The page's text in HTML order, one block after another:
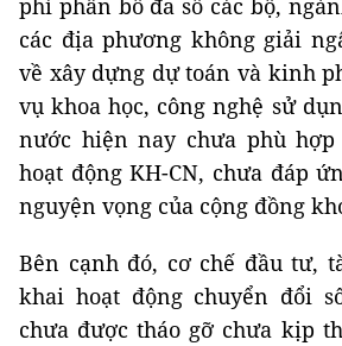
phí phân bổ đa số các bộ,
các địa phương không giải
về xây dựng dự toán và kinh
vụ khoa học, công nghệ sử
nước hiện nay chưa phù
hoạt động KH-CN, chưa đáp
nguyện vọng của cộng đồng
Bên cạnh đó, cơ chế đầu tư,
khai hoạt động chuyển đổi
chưa được tháo gỡ chưa kịp